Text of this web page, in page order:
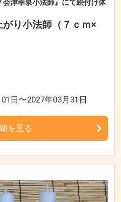
会津幸泉小法師』にて絵付け体
り小法師（７ｃｍ×
日〜2027年03月31日
を見る